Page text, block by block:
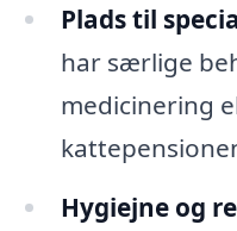
Plads til
har særlige
medicinering
Hygiejne og